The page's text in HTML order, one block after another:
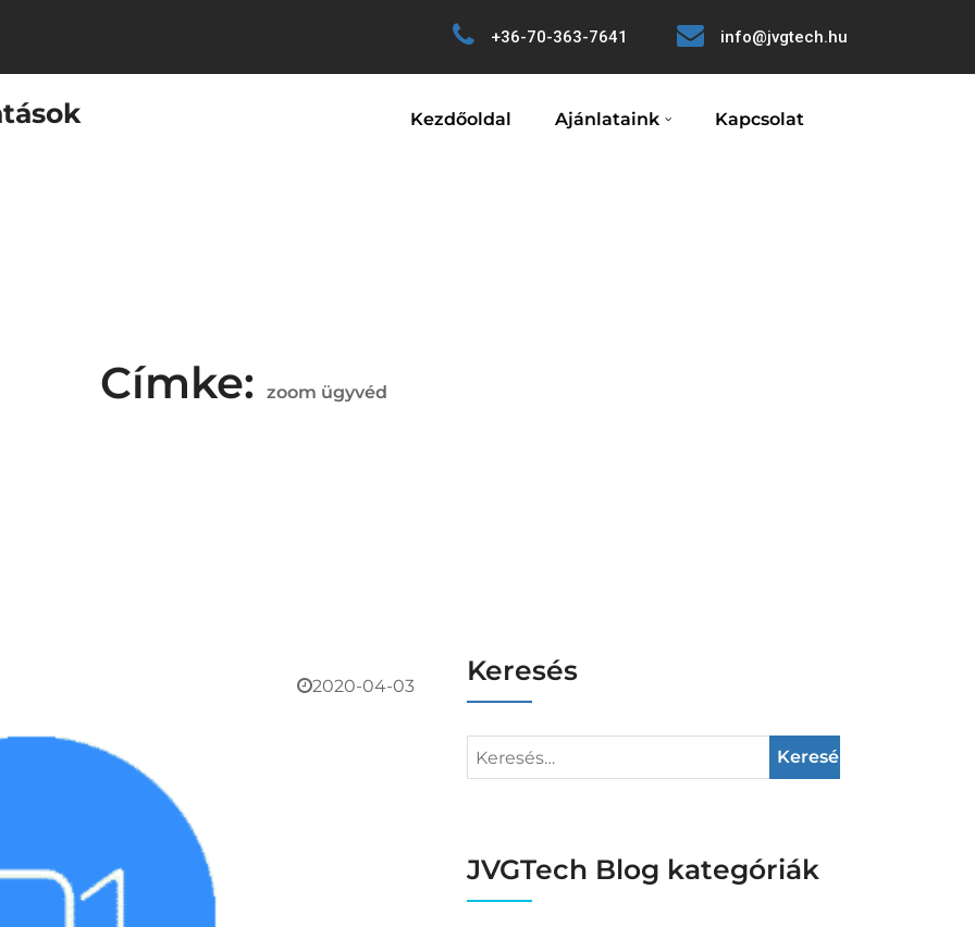
+36-70-363-7641 info@jvgtech.hu
Kezdőoldal Ajánlataink Kapcsolat
Címke: zoom ügyvéd
2020-04-03 Keresés
JVGTech Blog kategóriák